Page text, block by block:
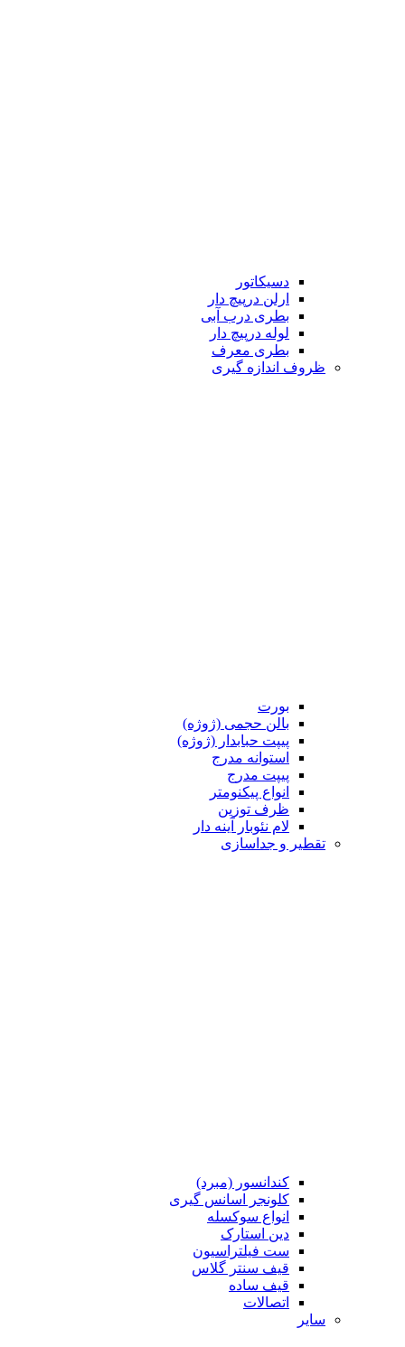
دسیکاتور
ارلن درپیچ دار
بطری درب آبی
لوله درپیچ دار
بطری معرف
ظروف اندازه گیری
بورت
بالن حجمی (ژوژه)
پیپت حبابدار (ژوژه)
استوانه مدرج
پیپت مدرج
انواع پیکنومتر
ظرف توزین
لام نئوبار آینه دار
تقطیر و جداسازی
کندانسور (مبرد)
کلونجر اسانس گیری
انواع سوکسله
دین استارک
ست فیلتراسیون
قیف سنتر گلاس
قیف ساده
اتصالات
سایر